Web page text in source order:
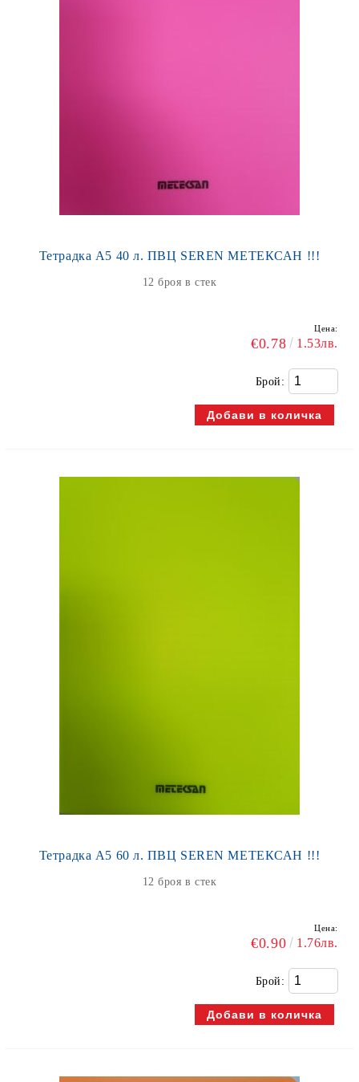
Тетрадка А5 40 л. ПВЦ SEREN МЕТЕКСАН !!!
12 броя в стек
Цена:
€0.78 1.53лв.
Брой:
Тетрадка А5 60 л. ПВЦ SEREN МЕТЕКСАН !!!
12 броя в стек
Цена:
€0.90 1.76лв.
Брой: